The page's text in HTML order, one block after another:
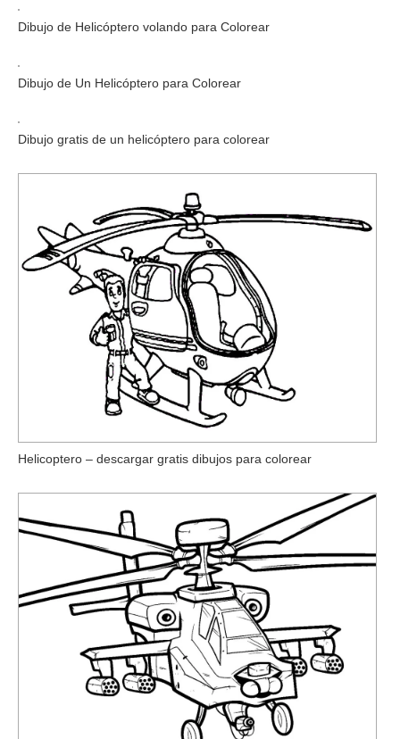
Dibujo de Helicóptero volando para Colorear
Dibujo de Un Helicóptero para Colorear
Dibujo gratis de un helicóptero para colorear
Helicoptero – descargar gratis dibujos para colorear